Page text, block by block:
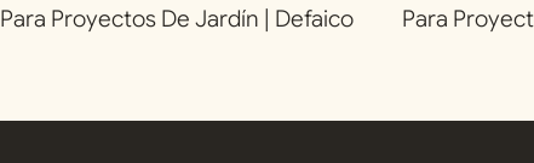
Para Proyectos De Jardín | Defaico
Para